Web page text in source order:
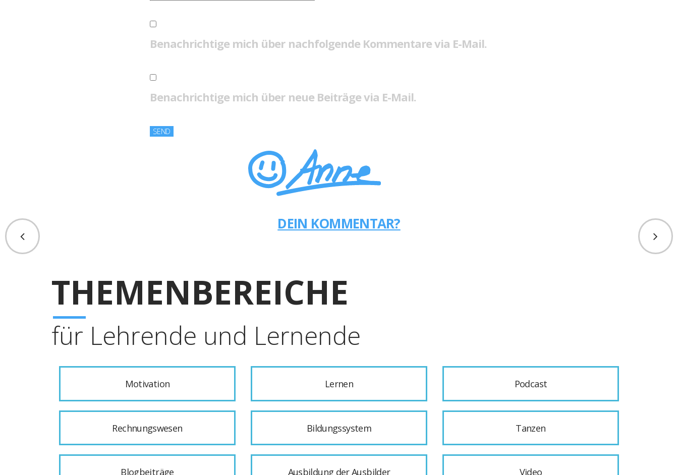
Benachrichtige mich über nachfolgende Kommentare via E-Mail.
Benachrichtige mich über neue Beiträge via E-Mail.
DEIN KOMMENTAR?
THEMENBEREICHE
für Lehrende und Lernende
Motivation Lernen Podcast
Rechnungswesen Bildungssystem Tanzen
Blogbeiträge Ausbildung der Ausbilder Video